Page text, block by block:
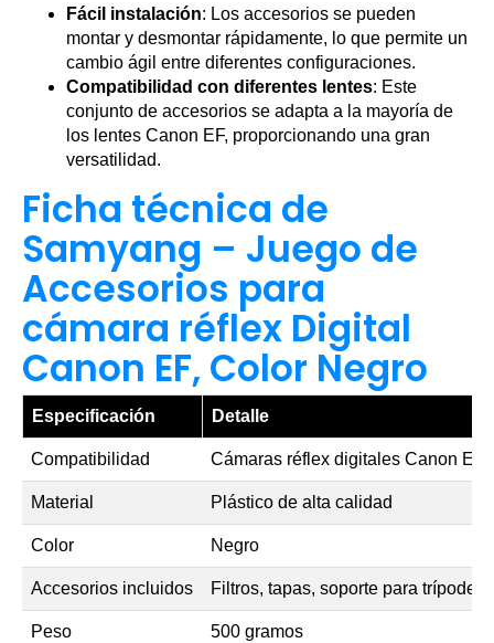
Fácil instalación: Los accesorios se pueden
montar y desmontar rápidamente, lo que permite un
cambio ágil entre diferentes configuraciones.
Compatibilidad con diferentes lentes: Este
conjunto de accesorios se adapta a la mayoría de
los lentes Canon EF, proporcionando una gran
versatilidad.
Ficha técnica de
Samyang – Juego de
Accesorios para
cámara réflex Digital
Canon EF, Color Negro
Especificación Detalle
Compatibilidad Cámaras réflex digitales Canon EF
Material Plástico de alta calidad
Color Negro
Accesorios incluidos Filtros, tapas, soporte para trípode
Peso 500 gramos